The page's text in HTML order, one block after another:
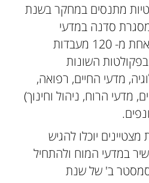
מתנסים במחקר בשנת
סדנה במדעי
המחשב המתבצעת באחת מ- 120 מעבדות
השונות
מדעי החיים, רפואה,
מדעי הרוח, ניהול וחינוך)
יוכלו להגיש
במדעי המוח ולהתחיל
ב' של שנת